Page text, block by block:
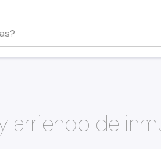
arriendo de